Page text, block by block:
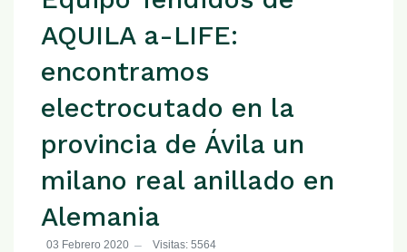
AQUILA a-LIFE:
encontramos
electrocutado en la
provincia de Ávila un
milano real anillado en
Alemania
03 Febrero 2020 Visitas: 5564